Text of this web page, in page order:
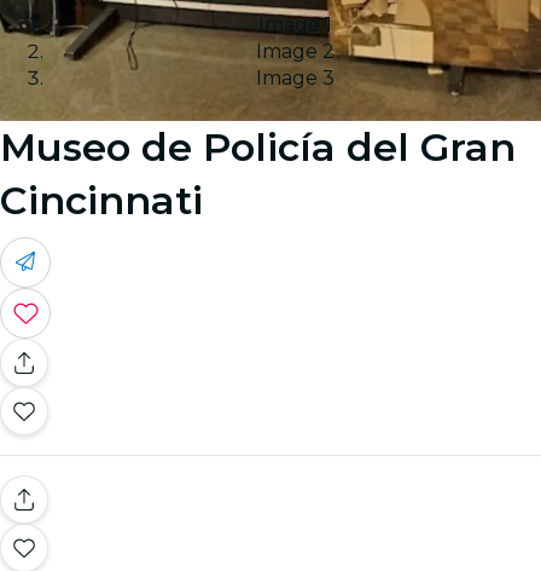
Image 1
Image 2
Image 3
Museo de Policía del Gran
Cincinnati